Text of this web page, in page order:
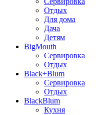
Отдых
Для дома
Дача
Детям
BigMouth
Сервировка
Отдых
Black+Blum
Сервировка
Отдых
BlackBlum
Кухня